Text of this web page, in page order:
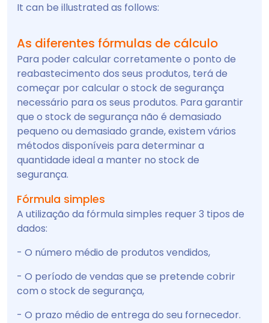
It can be illustrated as follows:
As diferentes fórmulas de cálculo
Para poder calcular corretamente o ponto de
reabastecimento dos seus produtos, terá de
começar por calcular o stock de segurança
necessário para os seus produtos. Para garantir
que o stock de segurança não é demasiado
pequeno ou demasiado grande, existem vários
métodos disponíveis para determinar a
quantidade ideal a manter no stock de
segurança.
Fórmula simples
A utilização da fórmula simples requer 3 tipos de
dados:
- O número médio de produtos vendidos,
- O período de vendas que se pretende cobrir
com o stock de segurança,
- O prazo médio de entrega do seu fornecedor.